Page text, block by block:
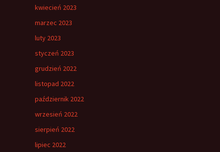
kwiecień 2023
marzec 2023
luty 2023
styczeń 2023
grudzień 2022
listopad 2022
październik 2022
wrzesień 2022
sierpień 2022
lipiec 2022